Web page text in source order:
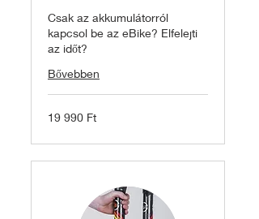
Csak az akkumulátorról
kapcsol be az eBike? Elfelejti
az időt?
Bővebben
19 990
magyar
19 990 Ft